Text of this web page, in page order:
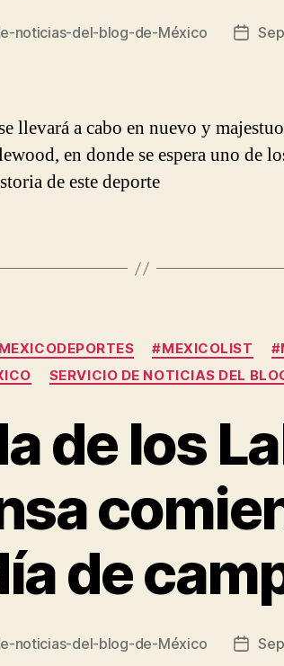
noticias-del-blog-de-México
Post
llevará a cabo en nuevo y
en donde se espera uno de
de este deporte
Categories
#MEXICOLIST
SERVICIO DE NOTICIAS DEL
de los
de
noticias-del-blog-de-México
Post